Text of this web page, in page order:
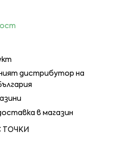
дистрибутор на
в магазин
ТОЧКИ